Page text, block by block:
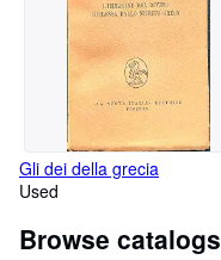
Gli dei della grecia
Used
Browse catalogs